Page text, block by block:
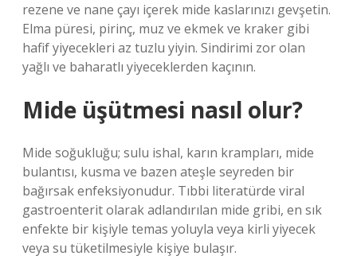
rezene ve nane çayı içerek mide kaslarınızı gevşetin.
Elma püresi, pirinç, muz ve ekmek ve kraker gibi
hafif yiyecekleri az tuzlu yiyin. Sindirimi zor olan
yağlı ve baharatlı yiyeceklerden kaçının.
Mide üşütmesi nasıl olur?
Mide soğukluğu; sulu ishal, karın krampları, mide
bulantısı, kusma ve bazen ateşle seyreden bir
bağırsak enfeksiyonudur. Tıbbi literatürde viral
gastroenterit olarak adlandırılan mide gribi, en sık
enfekte bir kişiyle temas yoluyla veya kirli yiyecek
veya su tüketilmesiyle kişiye bulaşır.